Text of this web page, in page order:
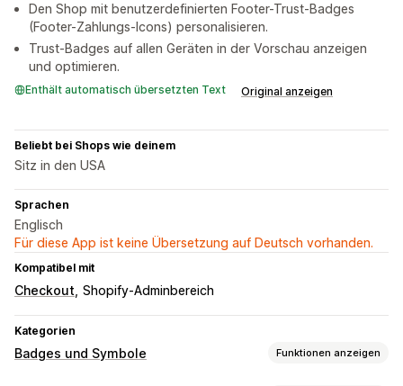
Den Shop mit benutzerdefinierten Footer-Trust-Badges
(Footer-Zahlungs-Icons) personalisieren.
Trust-Badges auf allen Geräten in der Vorschau anzeigen
und optimieren.
Enthält automatisch übersetzten Text Original anzeigen
Beliebt bei Shops wie deinem
Sitz in den USA
Sprachen
Englisch
Für diese App ist keine Übersetzung auf Deutsch vorhanden.
Kompatibel mit
Checkout Shopify-Adminbereich
Kategorien
Badges und Symbole Funktionen anzeigen